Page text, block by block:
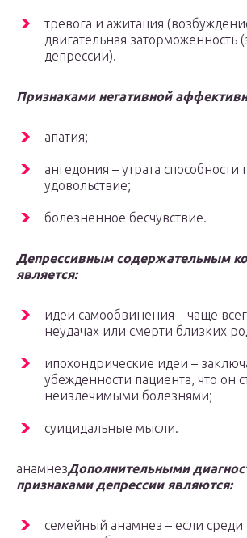
тревога и ажитация
двигательная заторможенность
депрессии).
Признаками негативной
апатия;
ангедония – утрата способности
удовольствие;
болезненное бесчувствие.
Депрессивным содержательным
является:
идеи самообвинения – чаще
неудачах или смерти близких
ипохондрические идеи –
убежденности пациента, что он
неизлечимыми болезнями;
суицидальные мысли.
анамнезДополнительными
признаками депрессии являются:
семейный анамнез – если среди